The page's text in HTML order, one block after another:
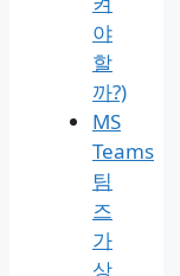
리
1분
해
결
(장
기
주
차
시